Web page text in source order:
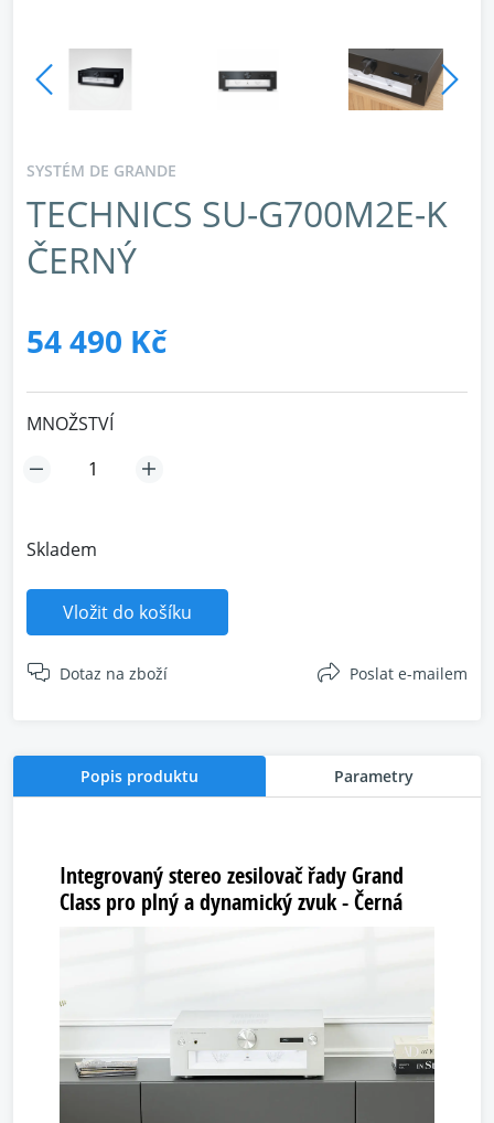
SYSTÉM DE GRANDE
TECHNICS SU-G700M2E-K
ČERNÝ
54 490 Kč
MNOŽSTVÍ
Skladem
Vložit do košíku
Dotaz na zboží Poslat e-mailem
Popis produktu Parametry
Integrovaný stereo zesilovač řady Grand
Class pro plný a dynamický zvuk - Černá